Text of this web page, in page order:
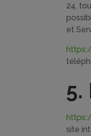
24,
et
site